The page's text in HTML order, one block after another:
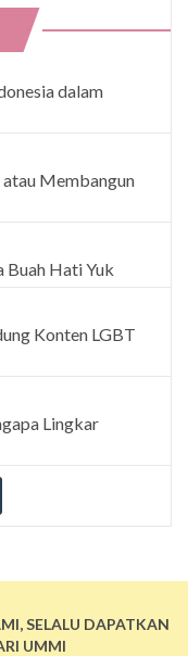
dalam
atau Membangun
Buah Hati Yuk
Konten LGBT
Lingkar
SELALU DAPATKAN
UMMI